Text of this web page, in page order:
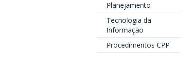
Planejamento
Tecnologia da
Informação
Procedimentos CPP